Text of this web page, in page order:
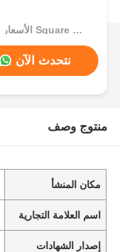
الأسعار：$38-46 Square Meters
نتحدث الآن
منتوج وصف
مكان المنشأ
اسم العلامة التجارية
إصدار الشهادات